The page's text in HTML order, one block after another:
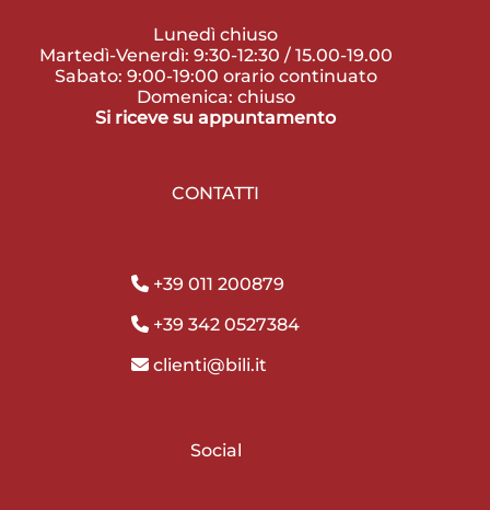
Lunedì chiuso
Martedì-Venerdì: 9:30-12:30 / 15.00-19.00
Sabato: 9:00-19:00 orario continuato
Domenica: chiuso
Si riceve su appuntamento
CONTATTI
+39 011 200879
+39 342 0527384
clienti@bili.it
Social